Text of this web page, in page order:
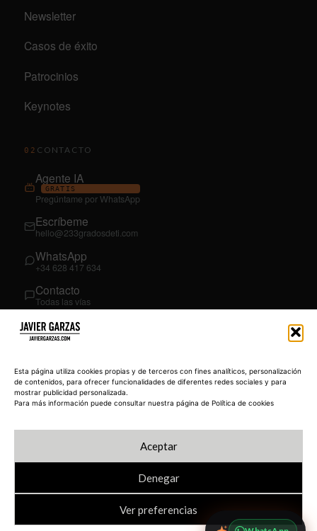
Esta página utiliza cookies propias y de terceros con fines analíticos, personalización
de contenidos, para ofrecer funcionalidades de diferentes redes sociales y para
mostrar publicidad personalizada.
Para más información puede consultar nuestra página de Política de cookies
Aceptar
Denegar
Ver preferencias
Newsletter
Casos de éxito
Patrocinios
Keynotes
02 CONTACTO
Agente IA
GRATIS
Pregúntame por WhatsApp
Escríbeme
hello@233gradosdeti.com
WhatsApp
+34 628 417 634
Contacto
Todas las vías
03SÍGUEME
YouTube
@JavierGarzas
LinkedIn
© 2026 JAVIERGARZAS.COM